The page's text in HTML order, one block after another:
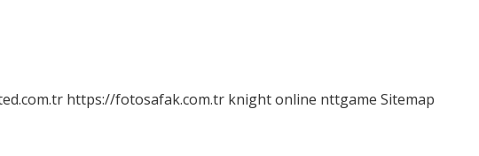
https://fotosafak.com.tr knight online nttgame Sitemap